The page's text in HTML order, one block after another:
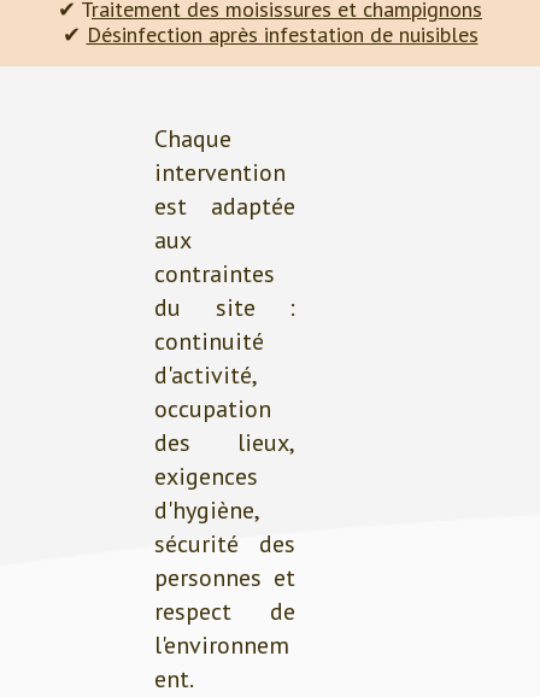
✔ Traitement des moisissures et champignons
✔ Désinfection après infestation de nuisibles
Chaque
intervention
est adaptée
aux
contraintes
du site :
continuité
d'activité,
occupation
des lieux,
exigences
d'hygiène,
sécurité des
personnes et
respect de
l'environnem
ent.